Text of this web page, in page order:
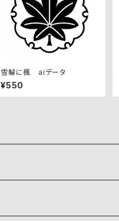
雪輪に楓 aiデータ
¥550